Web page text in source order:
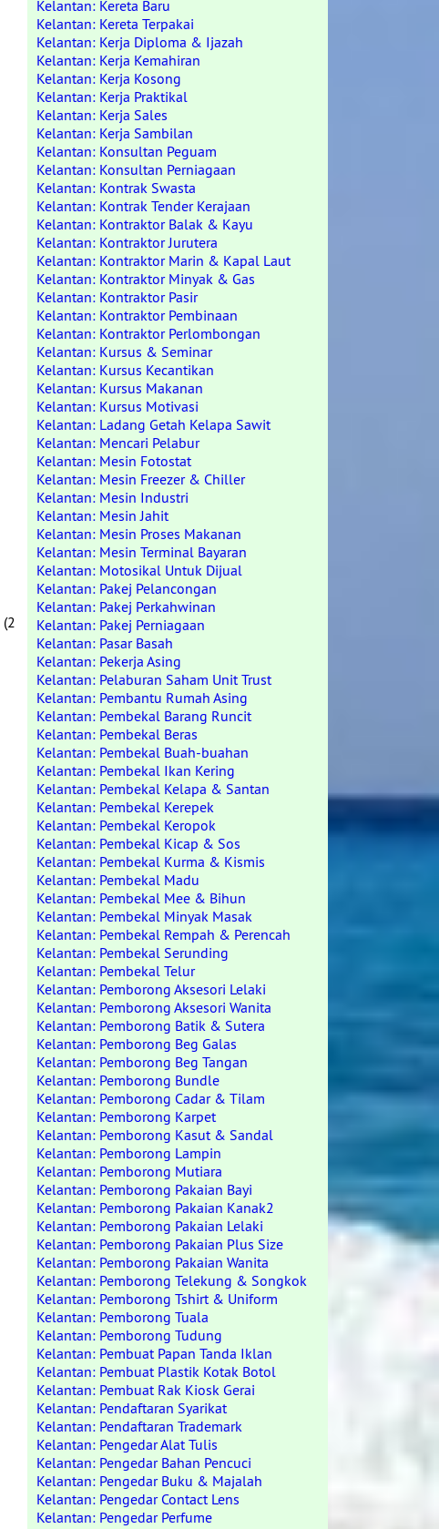
(2
Kelantan: Kereta Baru
Kelantan: Kereta Terpakai
Kelantan: Kerja Diploma & Ijazah
Kelantan: Kerja Kemahiran
Kelantan: Kerja Kosong
Kelantan: Kerja Praktikal
Kelantan: Kerja Sales
Kelantan: Kerja Sambilan
Kelantan: Konsultan Peguam
Kelantan: Konsultan Perniagaan
Kelantan: Kontrak Swasta
Kelantan: Kontrak Tender Kerajaan
Kelantan: Kontraktor Balak & Kayu
Kelantan: Kontraktor Jurutera
Kelantan: Kontraktor Marin & Kapal Laut
Kelantan: Kontraktor Minyak & Gas
Kelantan: Kontraktor Pasir
Kelantan: Kontraktor Pembinaan
Kelantan: Kontraktor Perlombongan
Kelantan: Kursus & Seminar
Kelantan: Kursus Kecantikan
Kelantan: Kursus Makanan
Kelantan: Kursus Motivasi
Kelantan: Ladang Getah Kelapa Sawit
Kelantan: Mencari Pelabur
Kelantan: Mesin Fotostat
Kelantan: Mesin Freezer & Chiller
Kelantan: Mesin Industri
Kelantan: Mesin Jahit
Kelantan: Mesin Proses Makanan
Kelantan: Mesin Terminal Bayaran
Kelantan: Motosikal Untuk Dijual
Kelantan: Pakej Pelancongan
Kelantan: Pakej Perkahwinan
Kelantan: Pakej Perniagaan
Kelantan: Pasar Basah
Kelantan: Pekerja Asing
Kelantan: Pelaburan Saham Unit Trust
Kelantan: Pembantu Rumah Asing
Kelantan: Pembekal Barang Runcit
Kelantan: Pembekal Beras
Kelantan: Pembekal Buah-buahan
Kelantan: Pembekal Ikan Kering
Kelantan: Pembekal Kelapa & Santan
Kelantan: Pembekal Kerepek
Kelantan: Pembekal Keropok
Kelantan: Pembekal Kicap & Sos
Kelantan: Pembekal Kurma & Kismis
Kelantan: Pembekal Madu
Kelantan: Pembekal Mee & Bihun
Kelantan: Pembekal Minyak Masak
Kelantan: Pembekal Rempah & Perencah
Kelantan: Pembekal Serunding
Kelantan: Pembekal Telur
Kelantan: Pemborong Aksesori Lelaki
Kelantan: Pemborong Aksesori Wanita
Kelantan: Pemborong Batik & Sutera
Kelantan: Pemborong Beg Galas
Kelantan: Pemborong Beg Tangan
Kelantan: Pemborong Bundle
Kelantan: Pemborong Cadar & Tilam
Kelantan: Pemborong Karpet
Kelantan: Pemborong Kasut & Sandal
Kelantan: Pemborong Lampin
Kelantan: Pemborong Mutiara
Kelantan: Pemborong Pakaian Bayi
Kelantan: Pemborong Pakaian Kanak2
Kelantan: Pemborong Pakaian Lelaki
Kelantan: Pemborong Pakaian Plus Size
Kelantan: Pemborong Pakaian Wanita
Kelantan: Pemborong Telekung & Songkok
Kelantan: Pemborong Tshirt & Uniform
Kelantan: Pemborong Tuala
Kelantan: Pemborong Tudung
Kelantan: Pembuat Papan Tanda Iklan
Kelantan: Pembuat Plastik Kotak Botol
Kelantan: Pembuat Rak Kiosk Gerai
Kelantan: Pendaftaran Syarikat
Kelantan: Pendaftaran Trademark
Kelantan: Pengedar Alat Tulis
Kelantan: Pengedar Bahan Pencuci
Kelantan: Pengedar Buku & Majalah
Kelantan: Pengedar Contact Lens
Kelantan: Pengedar Perfume